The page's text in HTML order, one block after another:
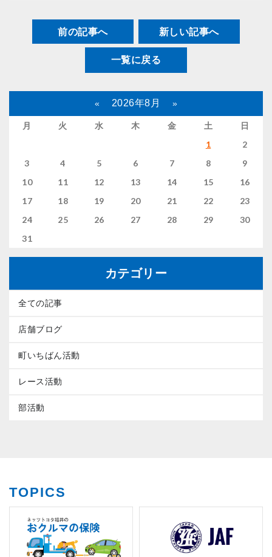
前の記事へ 新しい記事へ
一覧に戻る
« 2026年8月 »
月 火 水 木 金 土
日
1
2
3
4 5 6 7 8
9
10
11 12 13 14 15
16
17
18 19 20 21 22
23
24
25 26 27 28 29
30
31
カテゴリー
全ての記事
店舗ブログ
町いちばん活動
レース活動
部活動
TOPICS